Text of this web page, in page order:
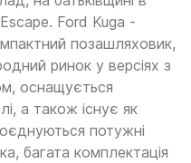
Ford Kuga -
позашляховик,
ринок у версіях з
оснащується
а також існує як
потужні
багата комплектація